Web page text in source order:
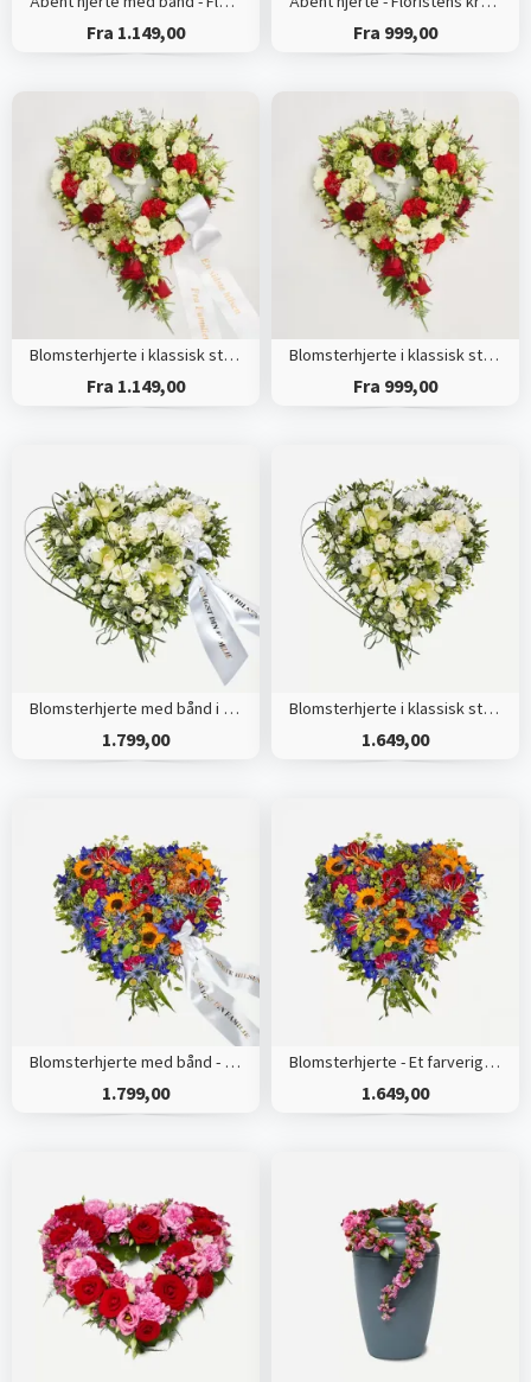
Fra 1.149,00 Fra 999,00
Blomsterhjerte i klassisk stil med bånd
Fra 1.149,00
Blomsterhjerte i klassisk stil - rød og hvid
Fra 999,00
Blomsterhjerte med bånd i klassisk stil - creme
1.799,00
Blomsterhjerte i klassisk stil - creme
1.649,00
Blomsterhjerte med bånd - Et farverigt farvel
1.799,00
Blomsterhjerte - Et farverigt farvel
1.649,00